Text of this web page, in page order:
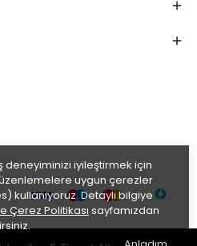
deneyiminizi iyileştirmek için
uygun çerezler
kullanıyoruz. Detaylı bilgiye
Çerez Politikası sayfamızdan